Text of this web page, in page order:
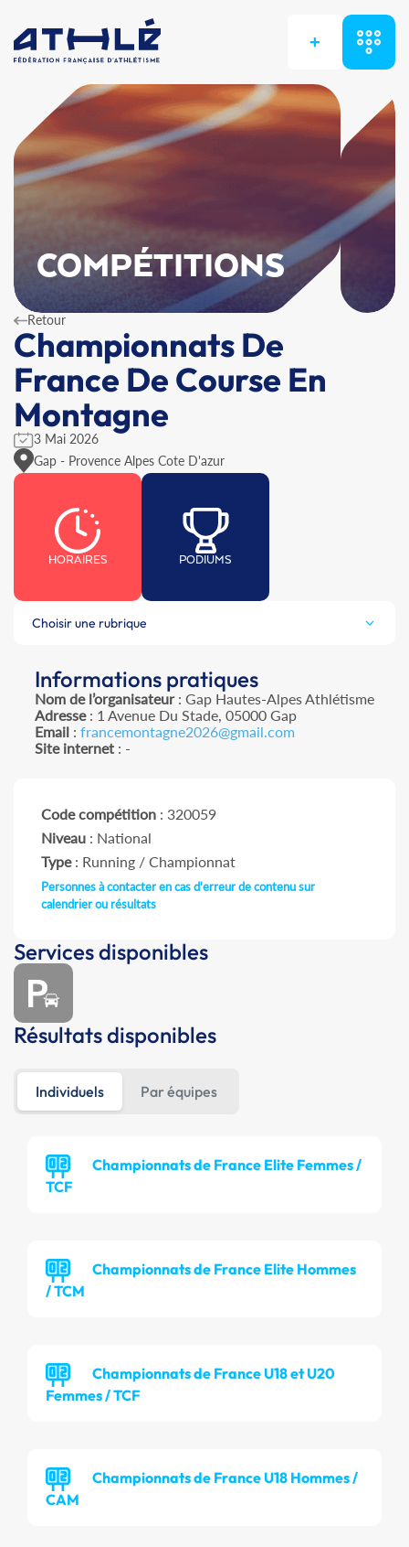
+
COMPÉTITIONS
Retour
Championnats De
France De Course En
Montagne
3 Mai 2026
Gap - Provence Alpes Cote D'azur
HORAIRES PODIUMS
Choisir une rubrique
Informations pratiques
Nom de l’organisateur: Gap Hautes-Alpes Athlétisme
Adresse: 1 Avenue Du Stade, 05000 Gap
Email : francemontagne2026@gmail.com
Site internet : -
Code compétition : 320059
Niveau : National
Type: Running / Championnat
Personnes à contacter en cas d'erreur de contenu sur
calendrier ou résultats
Services disponibles
Résultats disponibles
Individuels Par équipes
Championnats de France Elite Femmes /
TCF
Championnats de France Elite Hommes
/ TCM
Championnats de France U18 et U20
Femmes / TCF
Championnats de France U18 Hommes /
CAM